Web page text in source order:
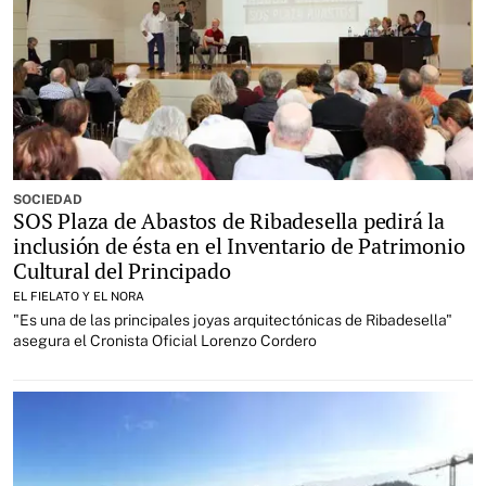
SOCIEDAD
SOS Plaza de Abastos de Ribadesella pedirá la
inclusión de ésta en el Inventario de Patrimonio
Cultural del Principado
EL FIELATO Y EL NORA
"Es una de las principales joyas arquitectónicas de Ribadesella"
asegura el Cronista Oficial Lorenzo Cordero